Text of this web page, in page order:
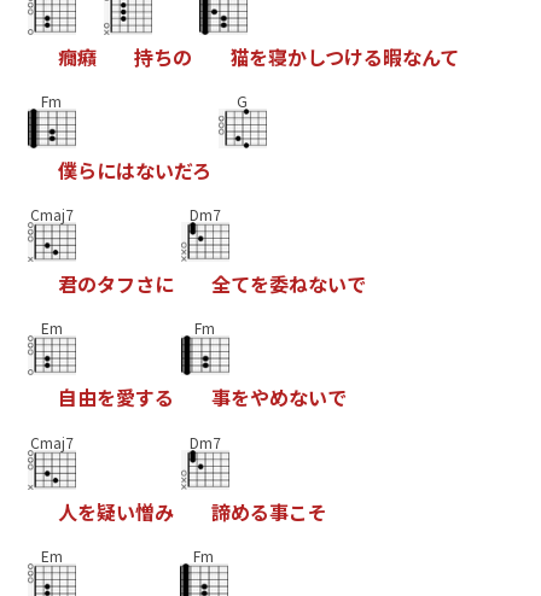
癇癪 持ちの 猫を寝かしつける暇なんて
Fm
僕らにはないだろ
G
Cmaj7
君のタフさに
Dm7
全てを委ねないで
Em
自由を愛する
Fm
事をやめないで
Cmaj7
人を疑い憎み
Dm7
諦める事こそ
Em Fm